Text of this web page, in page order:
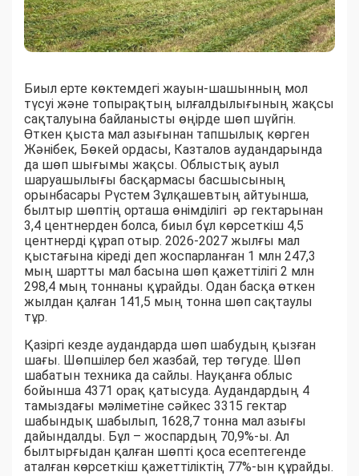
Биыл ерте көктемдегі жауын-шашынның мол
түсуі және топырақтың ылғалдылығының жақсы
сақталуына байланысты өңірде шөп шүйгін.
Өткен қыста мал азығынан тапшылық көрген
Жәнібек, Бөкей ордасы, Казталов аудандарында
да шөп шығымы жақсы. Облыстық ауыл
шаруашылығы басқармасы басшысының
орынбасары Рүстем Зұлқашевтың айтуынша,
былтыр шөптің орташа өнімділігі әр гектарынан
3,4 центнерден болса, биыл бұл көрсеткіш 4,5
центнерді құрап отыр. 2026-2027 жылғы мал
қыстағына кіреді деп жоспарланған 1 млн 247,3
мың шартты мал басына шөп қажеттілігі 2 млн
298,4 мың тоннаны құрайды. Одан басқа өткен
жылдан қалған 141,5 мың тонна шөп сақтаулы
тұр.
Қазіргі кезде аудандарда шөп шабудың қызған
шағы. Шөпшілер бел жазбай, тер төгуде. Шөп
шабатын техника да сайлы. Науқанға облыс
бойынша 4371 орақ қатысуда. Аудандардың 4
тамыздағы мәліметіне сәйкес 3315 гектар
шабындық шабылып, 1628,7 тонна мал азығы
дайындалды. Бұл – жоспардың 70,9%-ы. Ал
былтырғыдан қалған шөпті қоса есептегенде
аталған көрсеткіш қажеттіліктің 77%-ын құрайды.